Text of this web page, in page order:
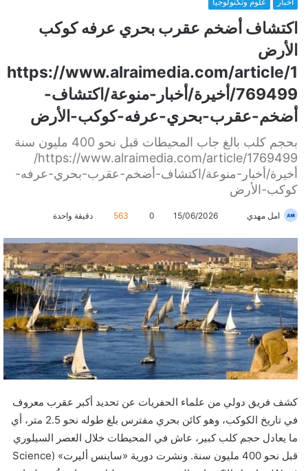
اكتشاف أضخم عقرب بحري عرفه كوكب
الأرض
https://www.alraimedia.com/article/1
769499/أخيرة/أخبار-منوعة/اكتشاف-
أضخم-عقرب-بحري-عرفه-كوكب-الأرض
بحجم كلب بالغ جاب المحيطات قبل نحو 400 مليون سنة
https://www.alraimedia.com/article/1769499/
أخيرة/أخبار-منوعة/اكتشاف-أضخم-عقرب-بحري-عرفه-
كوكب-الأرض
امل مهدي
س
ل
ب
ر
ي
د
ا
إ
ل
ك
ن
15/06/2026
0
563 دقيقة واحدة
كشف فريق دولي من علماء الحفريات عن تحديد أكبر عقرب معروف
في تاريخ الكوكب، وهو كائن بحري مفترس بلغ طوله نحو 2.5 متر، أي
ما يعادل حجم كلب كبير، عاش في المحيطات خلال العصر السيلوري
قبل نحو 400 مليون سنة. ونشرت دورية «ساينس أليرت» (Science